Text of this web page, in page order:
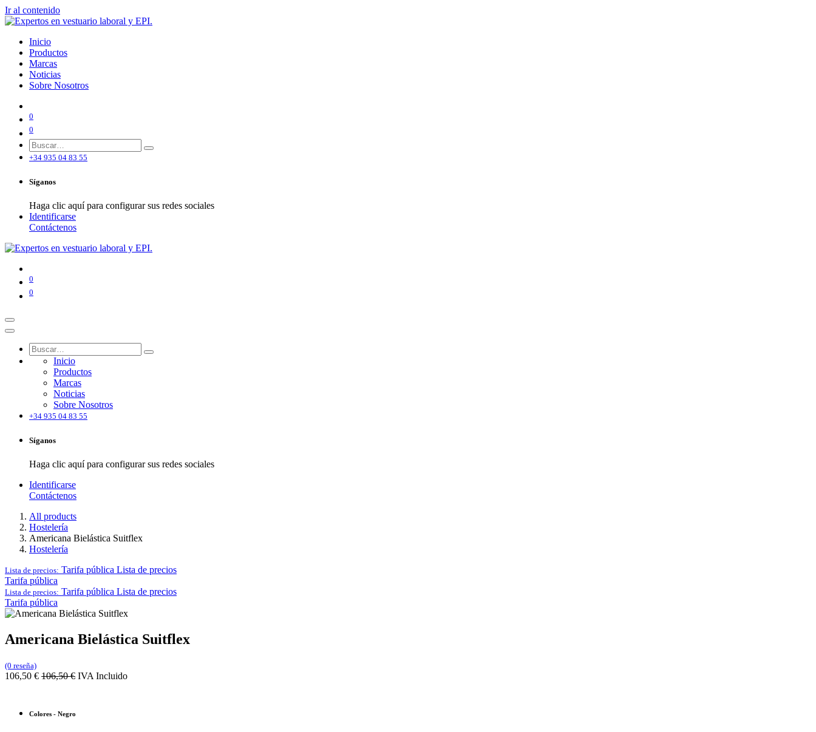
Ir al contenido
Inicio
Productos
Marcas
Noticias
Sobre Nosotros
0
0
+34 935 04 83 55
Síganos
Haga clic aquí para configurar sus redes sociales
Identificarse
Contáctenos
0
0
Inicio
Productos
Marcas
Noticias
Sobre Nosotros
+34 935 04 83 55
Síganos
Haga clic aquí para configurar sus redes sociales
Identificarse
Contáctenos
All products
Hostelería
Americana Bielástica Suitflex
Hostelería
Lista de precios: Tarifa pública Lista de precios
Tarifa pública
Lista de precios: Tarifa pública Lista de precios
Tarifa pública
Americana Bielástica Suitflex
(0 reseña)
106,50 € 106,50€ IVA Incluido
Colores - Negro